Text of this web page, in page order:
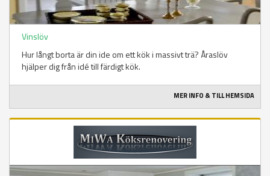
Vinslöv
Hur långt borta är din ide om ett kök i massivt trä? Åraslöv
hjälper dig från idé till färdigt kök.
MER INFO & TILL HEMSIDA